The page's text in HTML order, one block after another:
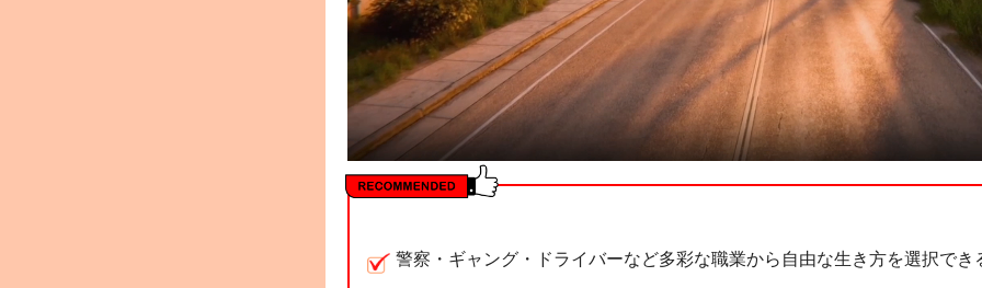
警察・ギャング・ドライバーなど多彩な職業から自由な生き方を選択でき